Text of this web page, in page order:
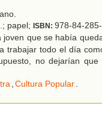
papel; ISBN: 978-84-
joven que se había
trabajar todo el día
no dejarían
,Cultura Popular.